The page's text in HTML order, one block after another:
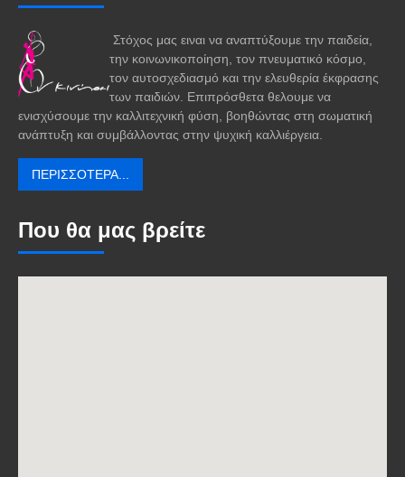
Στόχος μας ειναι να αναπτύξουμε την παιδεία,
την κοινωνικοποίηση, τον πνευματικό κόσμο,
τον αυτοσχεδιασμό και την ελευθερία έκφρασης
των παιδιών. Επιπρόσθετα θελουμε να
ενισχύσουμε την καλλιτεχνική φύση, βοηθώντας στη σωματική
ανάπτυξη και συμβάλλοντας στην ψυχική καλλιέργεια.
ΠΕΡΙΣΣΌΤΕΡΑ...
Που θα μας βρείτε